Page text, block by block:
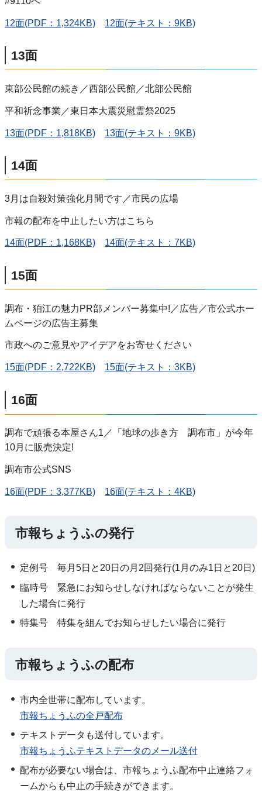
12面(PDF：1,324KB) 12面(テキスト：9KB)
13面
東部公民館の続き／西部公民館／北部公民館
平和祈念事業／東日本大震災慰霊祭2025
13面(PDF：1,818KB) 13面(テキスト：9KB)
14面
3月は自殺対策強化月間です／市民の広場
市報の配布を中止したい方はこちら
14面(PDF：1,168KB) 14面(テキスト：7KB)
15面
調布・狛江の魅力PR部メンバー募集中!／広告／市公式ホー
ムページの広告主募集
市政へのご意見やアイデアをお寄せください
15面(PDF：2,722KB) 15面(テキスト：3KB)
16面
調布で頑張る本屋さん1／「地球の歩き方 調布市」が今年
10月に販売決定!
調布市公式SNS
16面(PDF：3,377KB) 16面(テキスト：4KB)
市報ちょうふの発行
定例号 毎月5日と20日の月2回発行(1月のみ1日と20日)
臨時号 緊急にお知らせしなければならないことが発生
した場合に発行
特集号 特集を組んでお知らせしたい場合に発行
市報ちょうふの配布
市内全世帯に配布しています。
市報ちょうふの全戸配布
テキストデータも送付しています。
市報ちょうふテキストデータのメール送付
配布が必要ない場合は、市報ちょうふ配布中止連絡フォ
ームからも中止の手続きができます。